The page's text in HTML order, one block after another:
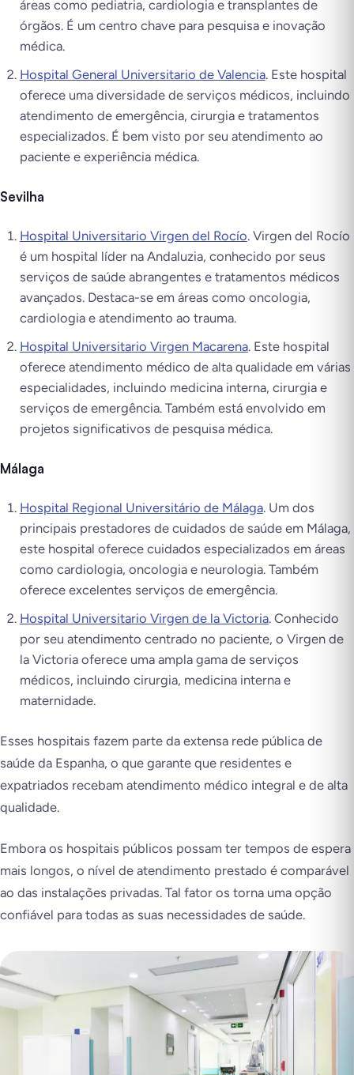
áreas como pediatria, cardiologia e transplantes de
órgãos. É um centro chave para pesquisa e inovação
médica.
Hospital General Universitario de Valencia. Este hospital
oferece uma diversidade de serviços médicos, incluindo
atendimento de emergência, cirurgia e tratamentos
especializados. É bem visto por seu atendimento ao
paciente e experiência médica.
Sevilha
Hospital Universitario Virgen del Rocío. Virgen del Rocío
é um hospital líder na Andaluzia, conhecido por seus
serviços de saúde abrangentes e tratamentos médicos
avançados. Destaca-se em áreas como oncologia,
cardiologia e atendimento ao trauma.
Hospital Universitario Virgen Macarena. Este hospital
oferece atendimento médico de alta qualidade em várias
especialidades, incluindo medicina interna, cirurgia e
serviços de emergência. Também está envolvido em
projetos significativos de pesquisa médica.
Málaga
Hospital Regional Universitário de Málaga. Um dos
principais prestadores de cuidados de saúde em Málaga,
este hospital oferece cuidados especializados em áreas
como cardiologia, oncologia e neurologia. Também
oferece excelentes serviços de emergência.
Hospital Universitario Virgen de la Victoria. Conhecido
por seu atendimento centrado no paciente, o Virgen de
la Victoria oferece uma ampla gama de serviços
médicos, incluindo cirurgia, medicina interna e
maternidade.
Esses hospitais fazem parte da extensa rede pública de
saúde da Espanha, o que garante que residentes e
expatriados recebam atendimento médico integral e de alta
qualidade.
Embora os hospitais públicos possam ter tempos de espera
mais longos, o nível de atendimento prestado é comparável
ao das instalações privadas. Tal fator os torna uma opção
confiável para todas as suas necessidades de saúde.